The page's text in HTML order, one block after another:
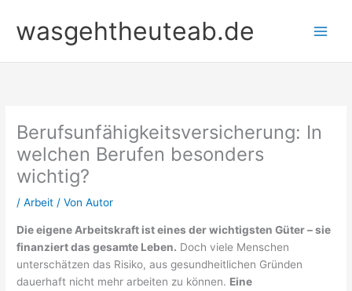
Inhalt
springen
wasgehtheuteab.de
Berufsunfähigkeitsversicherung: In
welchen Berufen besonders
wichtig?
/Arbeit / VonAutor
Die eigene Arbeitskraft ist eines der wichtigsten Güter – sie
finanziert das gesamte Leben. Doch viele Menschen
unterschätzen das Risiko, aus gesundheitlichen Gründen
dauerhaft nicht mehr arbeiten zu können. Eine